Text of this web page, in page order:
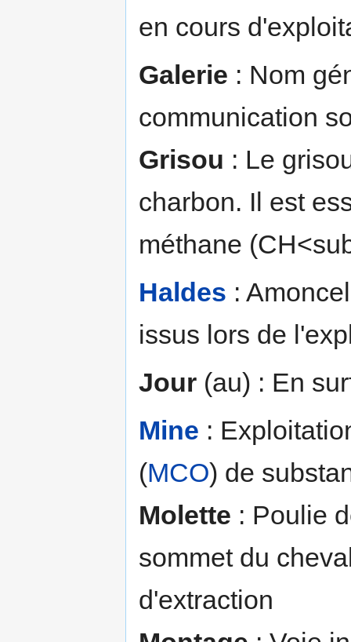
en cours
Galerie : Nom
communication
Grisou : Le
charbon. Il est
méthane
Haldes :
issus lors de
Jour (au) : En
Mine :
(MCO) de
Molette : Poulie
sommet du
d'extraction